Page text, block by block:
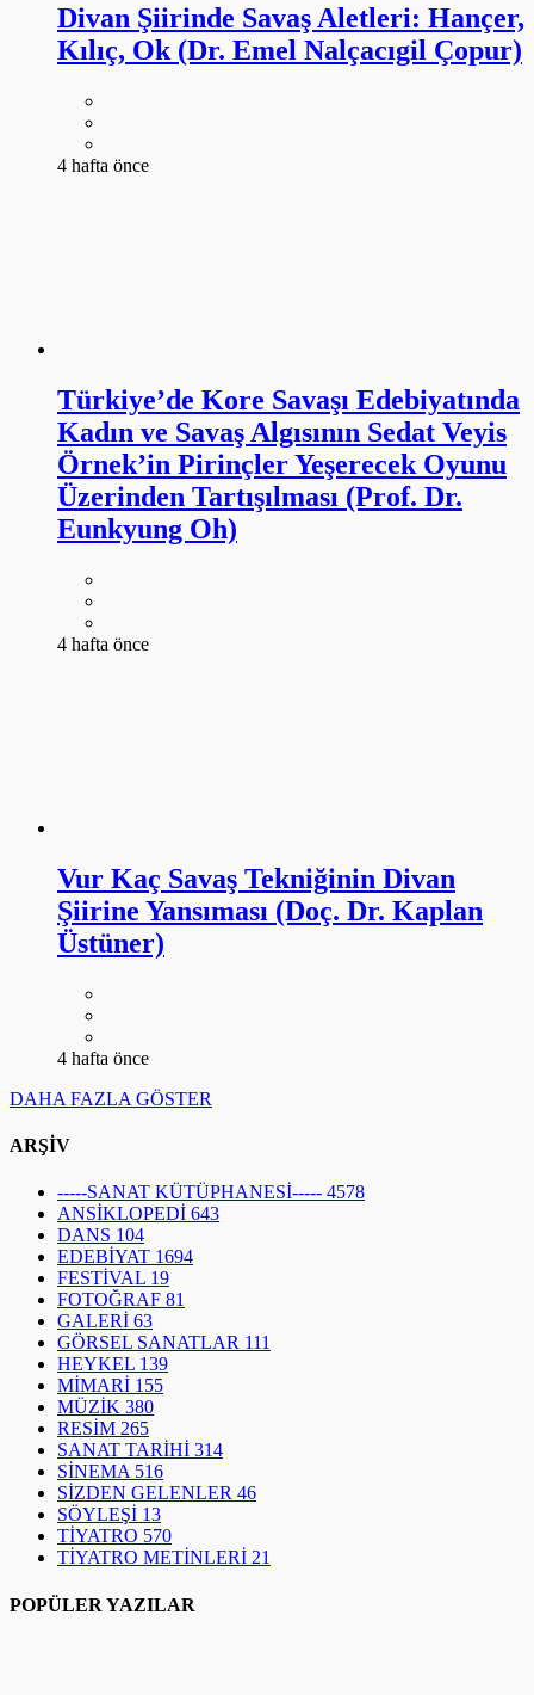
Divan Şiirinde Savaş Aletleri: Hançer,
Kılıç, Ok (Dr. Emel Nalçacıgil Çopur)
4 hafta önce
Türkiye’de Kore Savaşı Edebiyatında
Kadın ve Savaş Algısının Sedat Veyis
Örnek’in Pirinçler Yeşerecek Oyunu
Üzerinden Tartışılması (Prof. Dr.
Eunkyung Oh)
4 hafta önce
Vur Kaç Savaş Tekniğinin Divan
Şiirine Yansıması (Doç. Dr. Kaplan
Üstüner)
4 hafta önce
DAHA FAZLA GÖSTER
ARŞİV
-----SANAT KÜTÜPHANESİ----- 4578
ANSİKLOPEDİ 643
DANS 104
EDEBİYAT 1694
FESTİVAL 19
FOTOĞRAF 81
GALERİ 63
GÖRSEL SANATLAR 111
HEYKEL 139
MİMARİ 155
MÜZİK 380
RESİM 265
SANAT TARİHİ 314
SİNEMA 516
SİZDEN GELENLER 46
SÖYLEŞİ 13
TİYATRO 570
TİYATRO METİNLERİ 21
POPÜLER YAZILAR